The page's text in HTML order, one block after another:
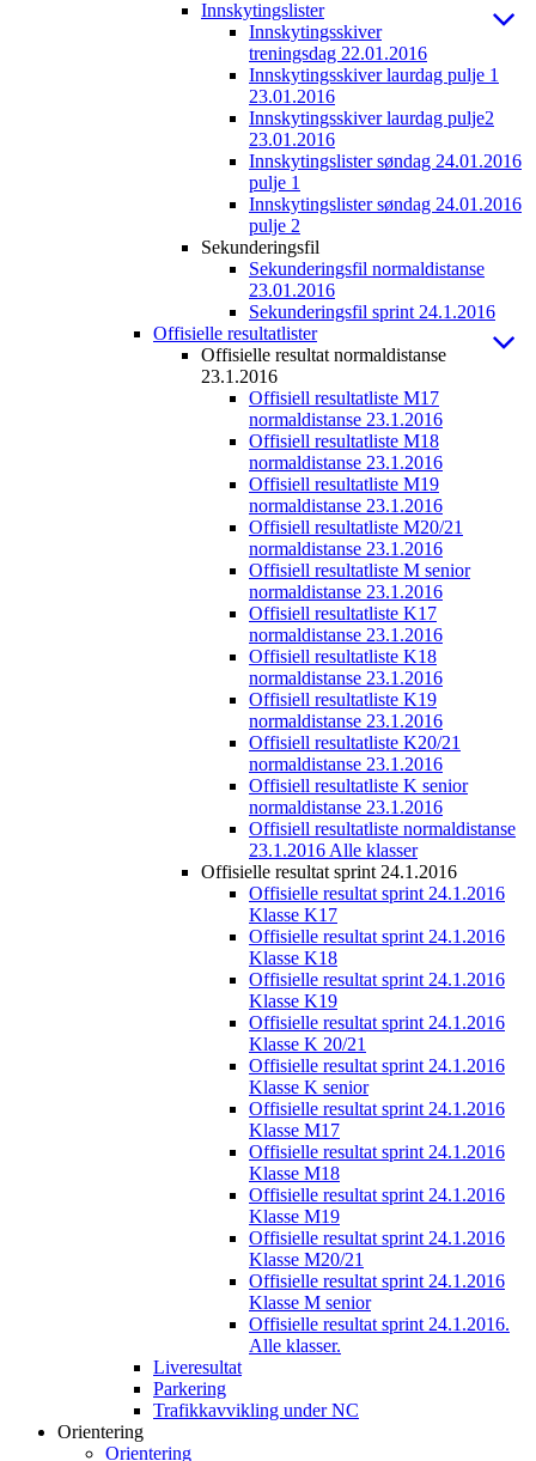
Innskytingslister
Innskytingsskiver
treningsdag 22.01.2016
Innskytingsskiver laurdag pulje 1
23.01.2016
Innskytingsskiver laurdag pulje2
23.01.2016
Innskytingslister søndag 24.01.2016
pulje 1
Innskytingslister søndag 24.01.2016
pulje 2
Sekunderingsfil
Sekunderingsfil normaldistanse
23.01.2016
Sekunderingsfil sprint 24.1.2016
Offisielle resultatlister
Offisielle resultat normaldistanse
23.1.2016
Offisiell resultatliste M17
normaldistanse 23.1.2016
Offisiell resultatliste M18
normaldistanse 23.1.2016
Offisiell resultatliste M19
normaldistanse 23.1.2016
Offisiell resultatliste M20/21
normaldistanse 23.1.2016
Offisiell resultatliste M senior
normaldistanse 23.1.2016
Offisiell resultatliste K17
normaldistanse 23.1.2016
Offisiell resultatliste K18
normaldistanse 23.1.2016
Offisiell resultatliste K19
normaldistanse 23.1.2016
Offisiell resultatliste K20/21
normaldistanse 23.1.2016
Offisiell resultatliste K senior
normaldistanse 23.1.2016
Offisiell resultatliste normaldistanse
23.1.2016 Alle klasser
Offisielle resultat sprint 24.1.2016
Offisielle resultat sprint 24.1.2016
Klasse K17
Offisielle resultat sprint 24.1.2016
Klasse K18
Offisielle resultat sprint 24.1.2016
Klasse K19
Offisielle resultat sprint 24.1.2016
Klasse K 20/21
Offisielle resultat sprint 24.1.2016
Klasse K senior
Offisielle resultat sprint 24.1.2016
Klasse M17
Offisielle resultat sprint 24.1.2016
Klasse M18
Offisielle resultat sprint 24.1.2016
Klasse M19
Offisielle resultat sprint 24.1.2016
Klasse M20/21
Offisielle resultat sprint 24.1.2016
Klasse M senior
Offisielle resultat sprint 24.1.2016.
Alle klasser.
Liveresultat
Parkering
Trafikkavvikling under NC
Orientering
Orientering